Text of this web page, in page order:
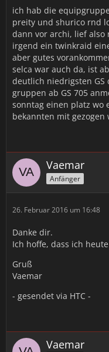
ich hab die
preity und shurico rnd
dann vor archi, lief also
irgend ein twinkraid
aber gutes
selca war auch da, ist
deutlich niedrigsten
gruppen ab GS 705
sonntag einen platz wo
bekannten mit gezogen
Vaemar
Anfänger
26. Februar 2016 um 16:48
Danke dir.
Ich hoffe, dass ich
Gruß
Vaemar
- gesendet via HTC -
Vaemar